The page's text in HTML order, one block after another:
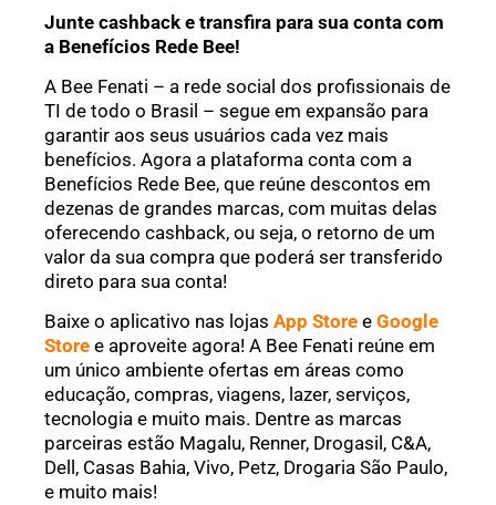
Junte cashback e transfira para sua conta com
a Benefícios Rede Bee!
A Bee Fenati – a rede social dos profissionais de
TI de todo o Brasil – segue em expansão para
garantir aos seus usuários cada vez mais
benefícios. Agora a plataforma conta com a
Benefícios Rede Bee, que reúne descontos em
dezenas de grandes marcas, com muitas delas
oferecendo cashback, ou seja, o retorno de um
valor da sua compra que poderá ser transferido
direto para sua conta!
Baixe o aplicativo nas lojas App Store e Google
Store e aproveite agora! A Bee Fenati reúne em
um único ambiente ofertas em áreas como
educação, compras, viagens, lazer, serviços,
tecnologia e muito mais. Dentre as marcas
parceiras estão Magalu, Renner, Drogasil, C&A,
Dell, Casas Bahia, Vivo, Petz, Drogaria São Paulo,
e muito mais!